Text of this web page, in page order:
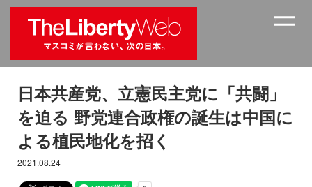
日本共産党、立憲民主党に「共闘」
を迫る 野党連合政権の誕生は中国に
よる植民地化を招く
2021.08.24